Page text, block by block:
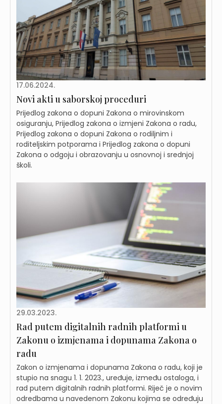
17.06.2024.
Novi akti u saborskoj proceduri
Prijedlog zakona o dopuni Zakona o mirovinskom
osiguranju, Prijedlog zakona o izmjeni Zakona o radu,
Prijedlog zakona o dopuni Zakona o rodiljnim i
roditeljskim potporama i Prijedlog zakona o dopuni
Zakona o odgoju i obrazovanju u osnovnoj i srednjoj
školi.
29.03.2023.
Rad putem digitalnih radnih platformi u
Zakonu o izmjenama i dopunama Zakona o
radu
Zakon o izmjenama i dopunama Zakona o radu, koji je
stupio na snagu 1. 1. 2023., uređuje, između ostaloga, i
rad putem digitalnih radnih platformi. Riječ je o novim
odredbama u navedenom Zakonu kojima se određuju